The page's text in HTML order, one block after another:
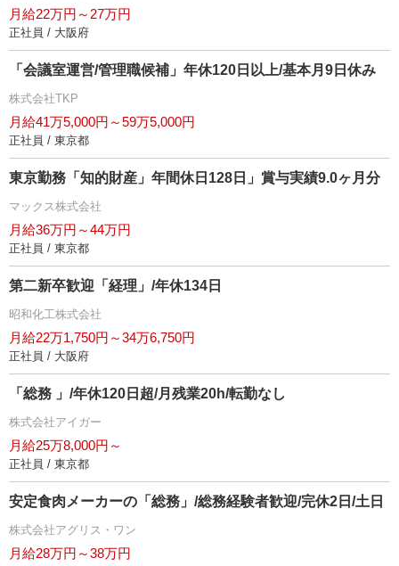
月給22万円～27万円
正社員 / 大阪府
「会議室運営/管理職候補」年休120日以上/基本月9日休み
株式会社TKP
月給41万5,000円～59万5,000円
正社員 / 東京都
東京勤務「知的財産」年間休日128日」賞与実績9.0ヶ月分
マックス株式会社
月給36万円～44万円
正社員 / 東京都
第二新卒歓迎「経理」/年休134日
昭和化工株式会社
月給22万1,750円～34万6,750円
正社員 / 大阪府
「総務 」/年休120日超/月残業20h/転勤なし
株式会社アイガー
月給25万8,000円～
正社員 / 東京都
安定食肉メーカーの「総務」/総務経験者歓迎/完休2日/土日
株式会社アグリス・ワン
月給28万円～38万円